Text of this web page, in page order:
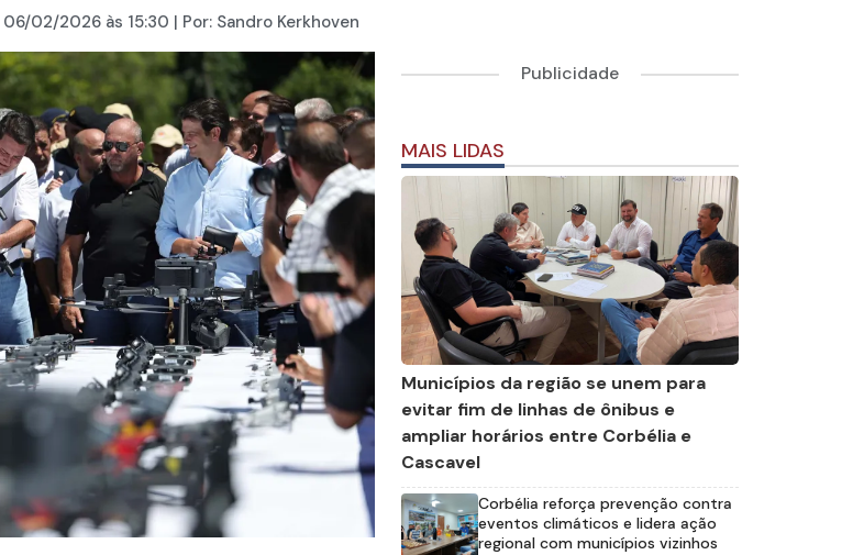
06/02/2026às 15:30 | Por: Sandro Kerkhoven
Publicidade
MAIS LIDAS
Municípios da região se unem para
evitar fim de linhas de ônibus e
ampliar horários entre Corbélia e
Cascavel
Corbélia reforça prevenção contra
eventos climáticos e lidera ação
regional com municípios vizinhos